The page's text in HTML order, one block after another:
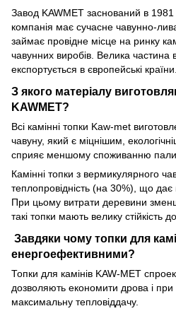
Завод KAWMET заснований в
компанія має сучасне чавунно-
займає провідне місце на ринку
чавунних виробів. Велика частина
експортується в європейські країни.
З якого матеріалу
KAWMET?
Всі камінні топки Kaw-met
чавуну, який є міцнішим,
сприяє меншому споживанню
Камінні топки з вермикулярного
теплопровідність (на 30%), що дає
При цьому витрати деревини
такі топки мають велику стійкість
Завдяки чому топки для
енергоефективними?
Топки для камінів KAW-MET
дозволяють економити дрова і
максимальну тепловіддачу.